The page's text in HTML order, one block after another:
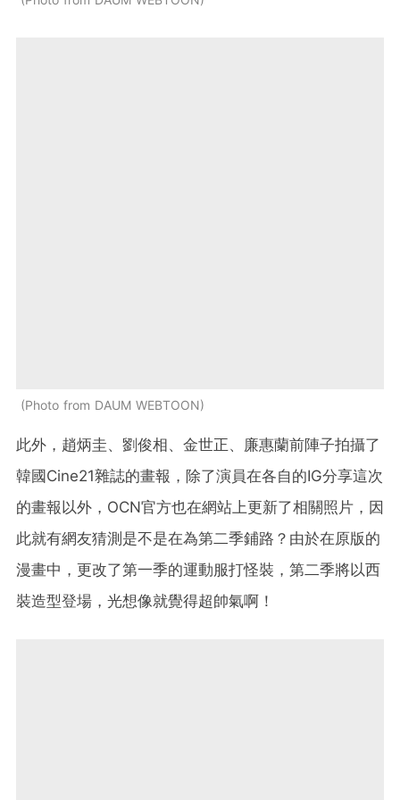
Photo from DAUM WEBTOON
此外，趙炳圭、劉俊相、金世正、廉惠蘭前陣子拍攝了
韓國Cine21雜誌的畫報，除了演員在各自的IG分享這次
的畫報以外，OCN官方也在網站上更新了相關照片，因
此就有網友猜測是不是在為第二季鋪路？由於在原版的
漫畫中，更改了第一季的運動服打怪裝，第二季將以西
裝造型登場，光想像就覺得超帥氣啊！